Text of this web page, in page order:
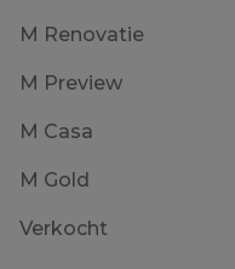
M Renovatie
M Preview
M Casa
M Gold
Verkocht